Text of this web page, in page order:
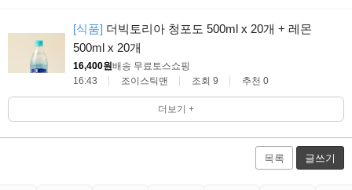
[식품] 더빅토리아 청포도 500ml x 20개 + 레몬
500ml x 20개
16,400원배송 무료토스쇼핑
16:43
조이스틱맨 조회 9 추천 0
더보기 +
목록 글쓰기